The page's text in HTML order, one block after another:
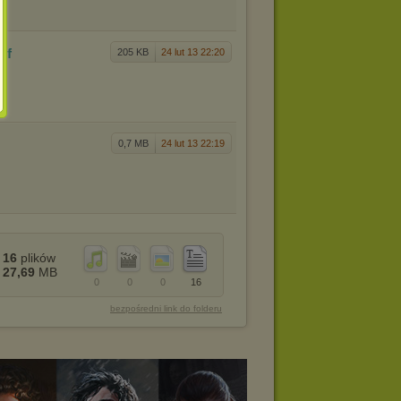
205 KB 24 lut 13 22:20
0,7 MB 24 lut 13 22:19
16
0
0
0
16 plików
27,69 MB
bezpośredni link do folderu